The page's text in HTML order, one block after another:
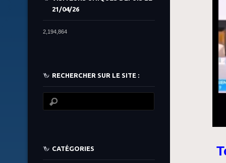
21/04/26
2,194,864
RECHERCHER SUR LE SITE :
CATÉGORIES